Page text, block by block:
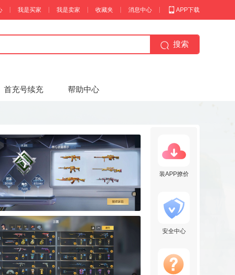
我是买家 我是卖家 收藏夹 消息中心 APP下载
搜索
首充号续充 帮助中心
装APP撩价
安全中心